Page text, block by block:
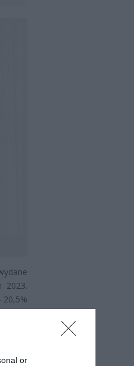
or
2023.
20,5%
do